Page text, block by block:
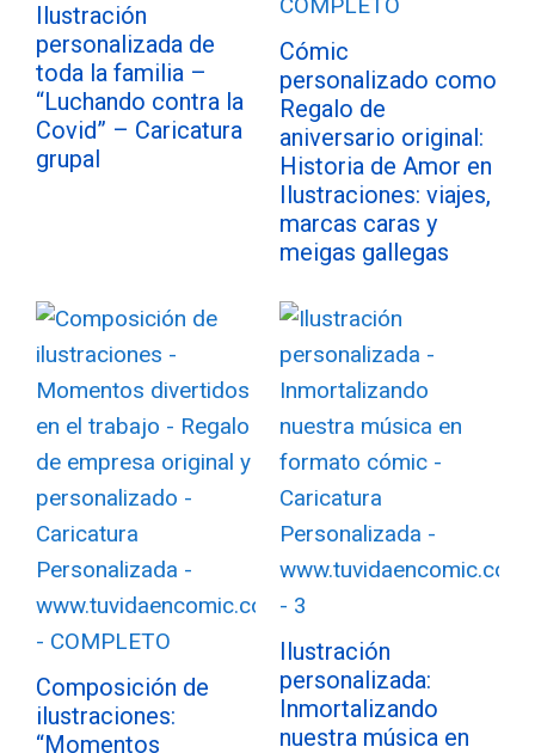
Ilustración
personalizada de
toda la familia –
“Luchando contra la
Covid” – Caricatura
grupal
Cómic
personalizado como
Regalo de
aniversario original:
Historia de Amor en
Ilustraciones: viajes,
marcas caras y
meigas gallegas
Composición de
ilustraciones:
“Momentos
Ilustración
personalizada:
Inmortalizando
nuestra música en